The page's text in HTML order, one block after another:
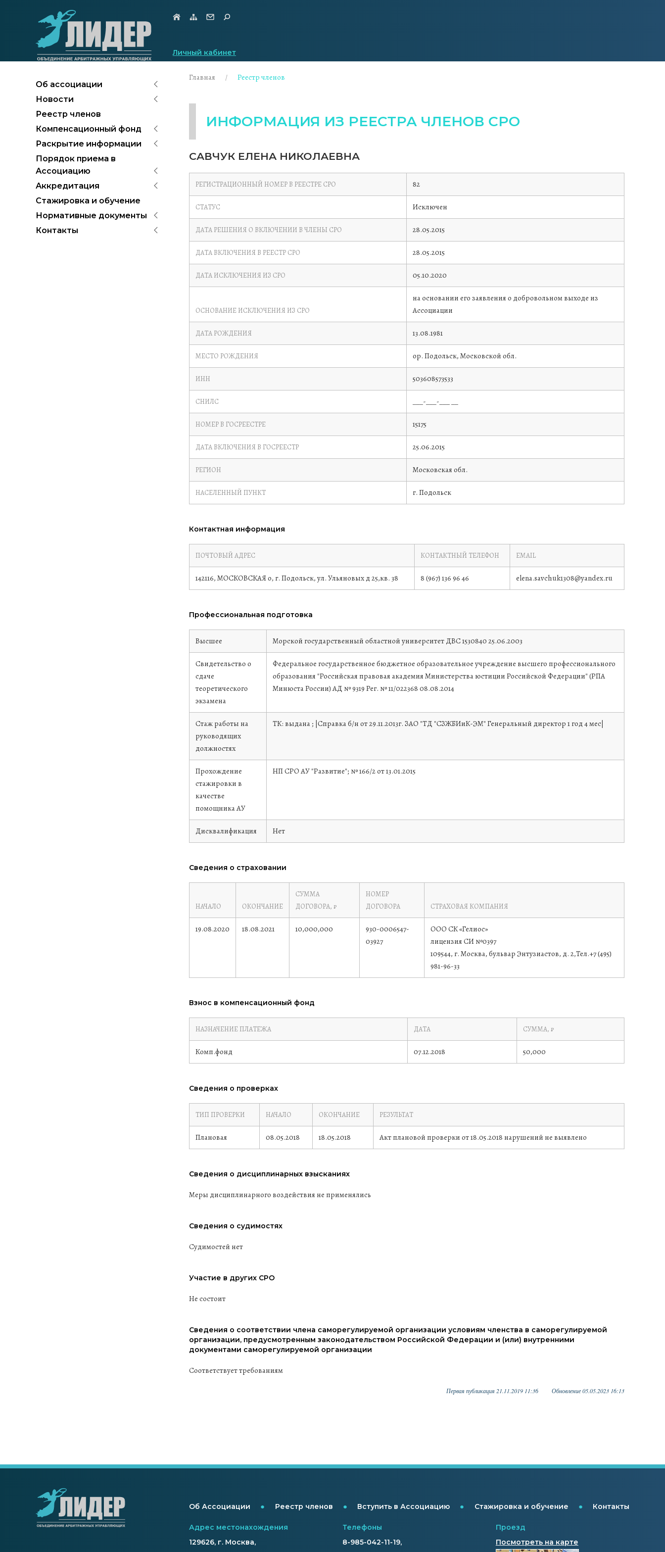
Личный кабинет
Об ассоциации
Новости
Реестр членов
Компенсационный фонд
Раскрытие информации
Порядок приема в
Ассоциацию
Аккредитация
Стажировка и обучение
Нормативные документы
Контакты
Главная Реестр членов
ИНФОРМАЦИЯ ИЗ РЕЕСТРА ЧЛЕНОВ СРО
САВЧУК ЕЛЕНА НИКОЛАЕВНА
РЕГИСТРАЦИОННЫЙ НОМЕР В РЕЕСТРЕ СРО 82
СТАТУС Исключен
ДАТА РЕШЕНИЯ О ВКЛЮЧЕНИИ В ЧЛЕНЫ СРО 28.05.2015
ДАТА ВКЛЮЧЕНИЯ В РЕЕСТР СРО 28.05.2015
ДАТА ИСКЛЮЧЕНИЯ ИЗ СРО 05.10.2020
ОСНОВАНИЕ ИСКЛЮЧЕНИЯ ИЗ СРО
на основании его заявления о добровольном выходе из
Ассоциации
ДАТА РОЖДЕНИЯ 13.08.1981
МЕСТО РОЖДЕНИЯ ор. Подольск, Московской обл.
ИНН 503608573533
СНИЛС ___-___-___ __
НОМЕР В ГОСРЕЕСТРЕ 15175
ДАТА ВКЛЮЧЕНИЯ В ГОСРЕЕСТР 25.06.2015
РЕГИОН Московская обл.
НАСЕЛЕННЫЙ ПУНКТ г. Подольск
Контактная информация
ПОЧТОВЫЙ АДРЕС КОНТАКТНЫЙ ТЕЛЕФОН EMAIL
142116, МОСКОВСКАЯ о, г. Подольск, ул. Ульяновых д 25,кв. 38 8 (967) 136 96 46 elena.savchuk1308@yandex.ru
Профессиональная подготовка
Высшее Морской государственный областной университет ДВС 1530840 25.06.2003
Свидетельство о
сдаче
теоретического
экзамена
Федеральное государственное бюджетное образовательное учреждение высшего профессионального
образования "Российская правовая академия Министерства юстиции Российской Федерации" (РПА
Минюста России)АД № 9319 Рег. № 11/022368 08.08.2014
Стаж работы на
руководящих
должностях
ТК: выдана ; |Справка б/н от 29.11.2013г. ЗАО "ТД "СЗЖБИиК-ЭМ" Генеральный директор 1 год 4 мес|
Прохождение
стажировки в
качестве
помощника АУ
НП СРО АУ "Развитие"; № 166/2 от 13.01.2015
Дисквалификация Нет
Сведения о страховании
НАЧАЛО ОКОНЧАНИЕ
СУММА
ДОГОВОРА, ₽
НОМЕР
ДОГОВОРА
СТРАХОВАЯ КОМПАНИЯ
19.08.2020 18.08.2021 10,000,000
930-0006547-
03927
ООО СК «Гелиос»
лицензия СИ №0397
109544, г. Москва, бульвар Энтузиастов, д. 2,Тел.+7 (495)
981-96-33
Взнос в компенсационный фонд
НАЗНАЧЕНИЕ ПЛАТЕЖА ДАТА СУММА, ₽
Комп.фонд 07.12.2018 50,000
Сведения о проверках
ТИП ПРОВЕРКИ НАЧАЛО ОКОНЧАНИЕ РЕЗУЛЬТАТ
Плановая 08.05.2018 18.05.2018 Акт плановой проверки от 18.05.2018 нарушений не выявлено
Сведения о дисциплинарных взысканиях
Меры дисциплинарного воздействия не применялись
Сведения о судимостях
Судимостей нет
Участие в других СРО
Не состоит
Сведения о соответствии члена саморегулируемой организации условиям членства в саморегулируемой
организации, предусмотренным законодательством Российской Федерации и (или) внутренними
документами саморегулируемой организации
Соответствует требованиям
Первая публикация 21.11.2019 11:36 Обновление 05.05.2023 16:13
Об Ассоциации ● Реестр членов ● Вступить в Ассоциацию ● Стажировка и обучение ● Контакты
Адрес местонахождения
129626, г. Москва,
Телефоны
8-985-042-11-19,
Проезд
Посмотреть на карте